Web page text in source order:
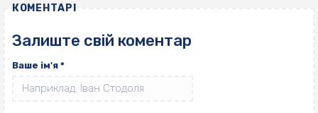
КОМЕНТАРІ
Залиште свій коментар
Ваше ім'я *